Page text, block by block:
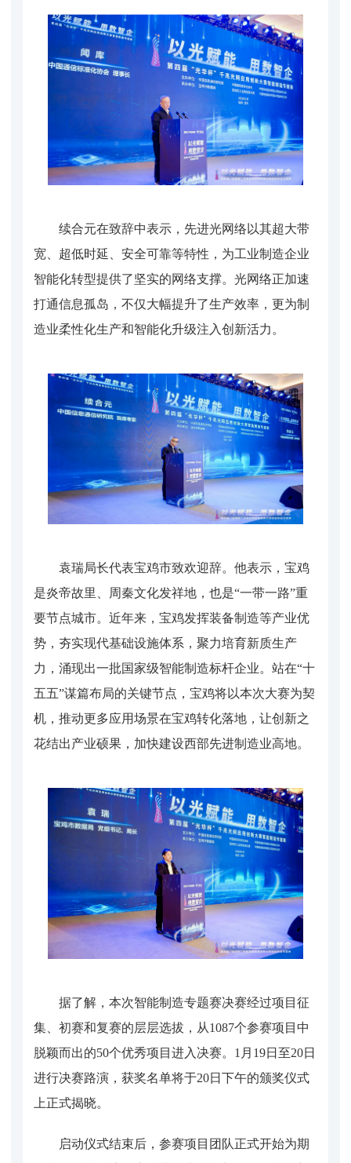
续合元在致辞中表示，先进光网络以其超大带
宽、超低时延、安全可靠等特性，为工业制造企业
智能化转型提供了坚实的网络支撑。光网络正加速
打通信息孤岛，不仅大幅提升了生产效率，更为制
造业柔性化生产和智能化升级注入创新活力。
袁瑞局长代表宝鸡市致欢迎辞。他表示，宝鸡
是炎帝故里、周秦文化发祥地，也是“一带一路”重
要节点城市。近年来，宝鸡发挥装备制造等产业优
势，夯实现代基础设施体系，聚力培育新质生产
力，涌现出一批国家级智能制造标杆企业。站在“十
五五”谋篇布局的关键节点，宝鸡将以本次大赛为契
机，推动更多应用场景在宝鸡转化落地，让创新之
花结出产业硕果，加快建设西部先进制造业高地。
据了解，本次智能制造专题赛决赛经过项目征
集、初赛和复赛的层层选拔，从1087个参赛项目中
脱颖而出的50个优秀项目进入决赛。1月19日至20日
进行决赛路演，获奖名单将于20日下午的颁奖仪式
上正式揭晓。
启动仪式结束后，参赛项目团队正式开始为期